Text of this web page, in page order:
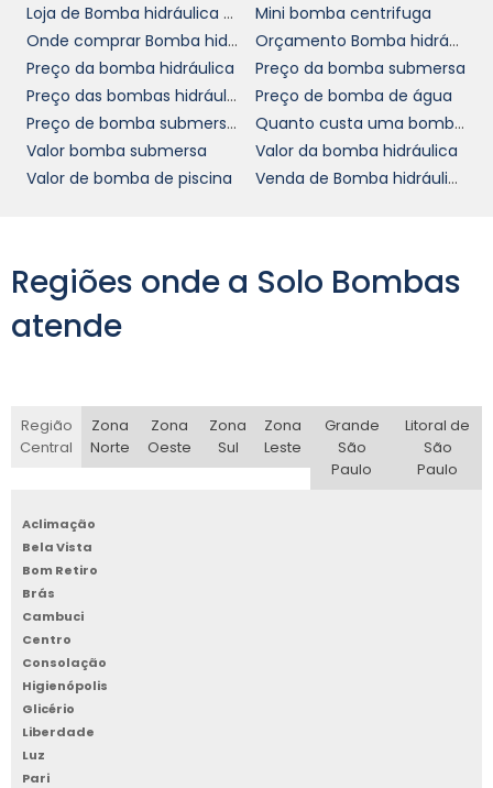
Loja de Bomba hidráulica de pistão
Mini bomba centrifuga
Onde comprar Bomba hidráulica de pistão
Orçamento Bomba hidráulica de pistão
Preço da bomba hidráulica
Preço da bomba submersa
Preço das bombas hidráulicas em SP
Preço de bomba de água
Preço de bomba submersivel
Quanto custa uma bomba de água
Valor bomba submersa
Valor da bomba hidráulica
Valor de bomba de piscina
Venda de Bomba hidráulica de pistão
Regiões onde a Solo Bombas
atende
Região
Central
Zona
Norte
Zona
Oeste
Zona
Sul
Zona
Leste
Grande
São
Paulo
Litoral de
São
Paulo
Aclimação
Bela Vista
Bom Retiro
Brás
Cambuci
Centro
Consolação
Higienópolis
Glicério
Liberdade
Luz
Pari